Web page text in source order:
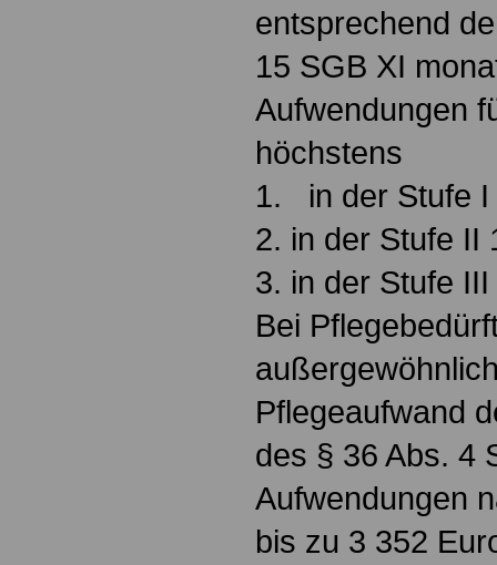
entsprechend
15 SGB XI
Aufwendungen
höchstens
1. in der Stufe
2. in der Stufe II
3. in der Stufe
Bei
Pflegeaufwand
des § 36 Abs. 4
Aufwendungen
bis zu 3 352